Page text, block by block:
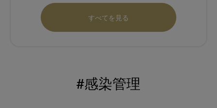
お悩み相談室 動画 書籍
book
海外歯科事情 咬合の変化
すべてを見る
#感染管理